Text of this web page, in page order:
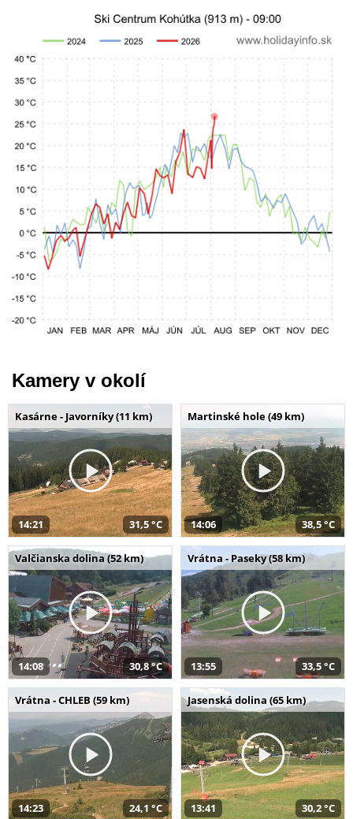
Kamery v okolí
Kasárne - Javorníky (11 km)
14:21 31,5 °C
Martinské hole (49 km)
14:06 38,5 °C
Valčianska dolina (52 km)
14:08 30,8 °C
Vrátna - Paseky (58 km)
13:55 33,5 °C
Vrátna - CHLEB (59 km)
14:23 24,1 °C
Jasenská dolina (65 km)
13:41 30,2 °C